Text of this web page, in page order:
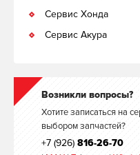
Сервис Хонда
Сервис Акура
Возникли вопросы?
Хотите записаться на
выбором запчастей?
+7 (926) 816-26-70